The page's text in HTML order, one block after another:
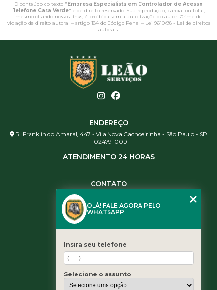
O conteúdo do texto "Empresa Especialista em Controlador de Acesso
Telefone Casa Verde" é de direito reservado. Sua reprodução, parcial ou total,
mesmo citando nossos links, é proibida sem a autorização do autor. Crime de
violação de direito autoral – artigo 184 do Código Penal – Lei 9610/98 - Lei de direitos
autorais
ENDEREÇO
R. Franklin do Amaral, 447 - Vila Nova Cachoeirinha - São Paulo - SP
- 02479-000
ATENDIMENTO 24 HORAS
CONTATO
(11) 3461-5871
contato@leaoservicos.com.br
Home
Quem somos
OLÁ! FALE AGORA PELO
WHATSAPP
Insira seu telefone
Selecione o assunto